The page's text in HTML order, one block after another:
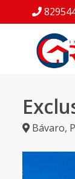
Bávaro,